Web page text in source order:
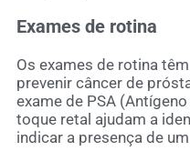
Exames de rotina
Os exames de rotina
prevenir câncer de
exame de PSA
toque retal ajudam a
indicar a presença de